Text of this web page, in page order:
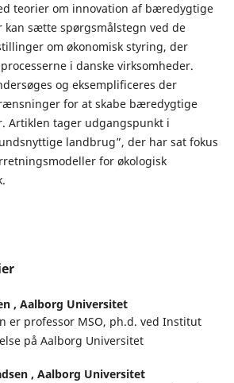
teorier om innovation af bæredygtige
sætte spørgsmålstegn ved de
om økonomisk styring, der
i danske virksomheder.
og eksemplificeres der
for at skabe bæredygtige
Artiklen tager udgangspunkt i
landbrug”, der har sat fokus
for økologisk
, Aalborg Universitet
er professor MSO, ph.d. ved Institut
på Aalborg Universitet
, Aalborg Universitet